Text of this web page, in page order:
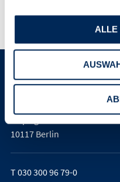
ALLE
Verband der
Deutschland e. V.
10117 Berlin
T030 300 96 79-0